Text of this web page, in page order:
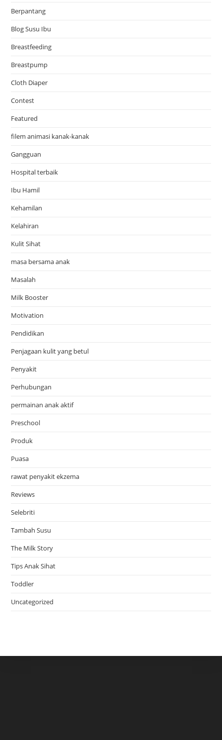
Berpantang
Blog Susu Ibu
Breastfeeding
Breastpump
Cloth Diaper
Contest
Featured
filem animasi kanak-kanak
Gangguan
Hospital terbaik
Ibu Hamil
Kehamilan
Kelahiran
Kulit Sihat
masa bersama anak
Masalah
Milk Booster
Motivation
Pendidikan
Penjagaan kulit yang betul
Penyakit
Perhubungan
permainan anak aktif
Preschool
Produk
Puasa
rawat penyakit ekzema
Reviews
Selebriti
Tambah Susu
The Milk Story
Tips Anak Sihat
Toddler
Uncategorized